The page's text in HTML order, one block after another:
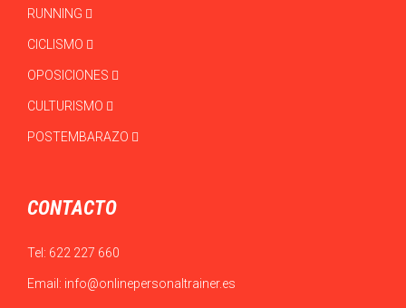
RUNNING
CICLISMO
OPOSICIONES
CULTURISMO
POSTEMBARAZO
CONTACTO
Tel: 622 227 660
Email: info@onlinepersonaltrainer.es